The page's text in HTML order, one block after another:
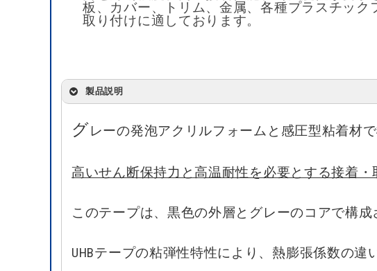
板、カバー、トリム、金属、各種プラスチック
取り付けに適しております。
製品説明
グレーの発泡アクリルフォームと感圧型粘着材
高いせん断保持力と高温耐性を必要とする接着・
このテープは、黒色の外層とグレーのコアで構成
UHBテープの粘弾性特性により、熱膨張係数の